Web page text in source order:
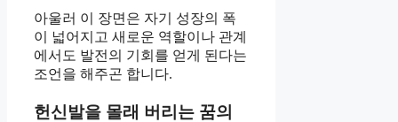
아울러 이 장면은 자기 성장의 폭
이 넓어지고 새로운 역할이나 관계
에서도 발전의 기회를 얻게 된다는
조언을 해주곤 합니다.
헌신발을 몰래 버리는 꿈의